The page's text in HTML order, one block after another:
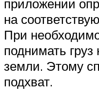
приложении
на
При
поднимать груз
земли. Этому
подхват.